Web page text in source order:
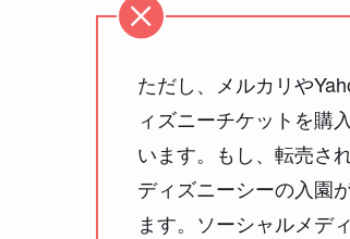
ただし、メルカリや
ィズニーチケットを購
います。もし、転売さ
ディズニーシーの入園
ます。ソーシャルメデ